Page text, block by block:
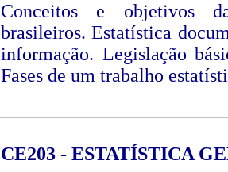
Conceitos e objetivos
brasileiros. Estatística
informação. Legislação
Fases de um trabalho
CE203 - ESTATÍSTICA